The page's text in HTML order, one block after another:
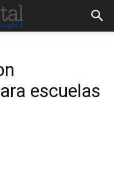
escuelas